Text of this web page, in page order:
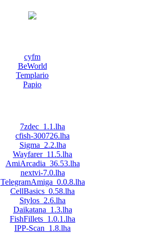
cyfm
BeWorld
Templario
Papio
7zdec_1.1.lha
cfish-300726.lha
Sigma_2.2.lha
Wayfarer_11.5.lha
AmiArcadia_36.53.lha
nextvi-7.0.lha
TelegramAmiga_0.0.8.lha
CellBasics_0.58.lha
Stylos_2.6.lha
Daikatana_1.3.lha
FishFillets_1.0.1.lha
IPP-Scan_1.8.lha